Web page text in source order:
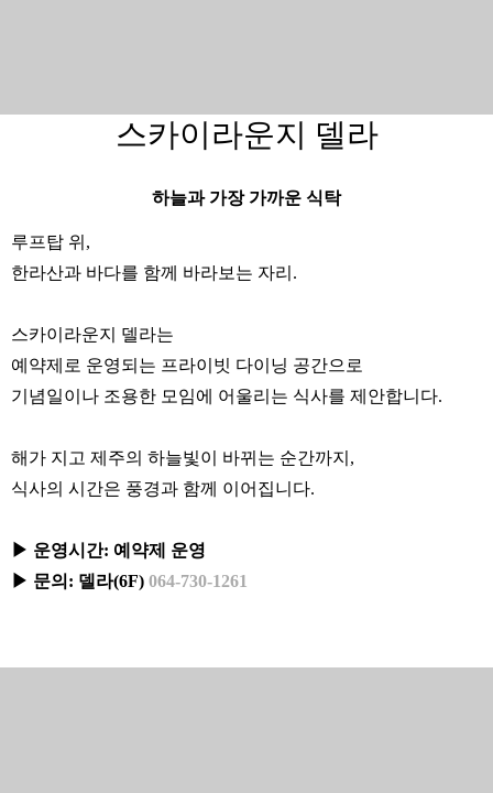
스카이라운지 델라
하늘과 가장 가까운 식탁
루프탑 위,
한라산과 바다를 함께 바라보는 자리.
스카이라운지 델라는
예약제로 운영되는 프라이빗 다이닝 공간으로
기념일이나 조용한 모임에 어울리는 식사를 제안합니다.
해가 지고 제주의 하늘빛이 바뀌는 순간까지,
식사의 시간은 풍경과 함께 이어집니다.
▶ 운영시간: 예약제 운영
▶ 문의: 델라(6F) 064-730-1261